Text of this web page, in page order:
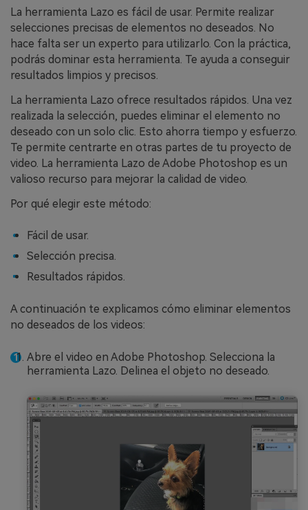
La herramienta Lazo es fácil de usar. Permite realizar
selecciones precisas de elementos no deseados. No
hace falta ser un experto para utilizarlo. Con la práctica,
podrás dominar esta herramienta. Te ayuda a conseguir
resultados limpios y precisos.
La herramienta Lazo ofrece resultados rápidos. Una vez
realizada la selección, puedes eliminar el elemento no
deseado con un solo clic. Esto ahorra tiempo y esfuerzo.
Te permite centrarte en otras partes de tu proyecto de
video. La herramienta Lazo de Adobe Photoshop es un
valioso recurso para mejorar la calidad de video.
Por qué elegir este método:
Fácil de usar.
Selección precisa.
Resultados rápidos.
A continuación te explicamos cómo eliminar elementos
no deseados de los videos:
Abre el video en Adobe Photoshop. Selecciona la
herramienta Lazo. Delinea el objeto no deseado.